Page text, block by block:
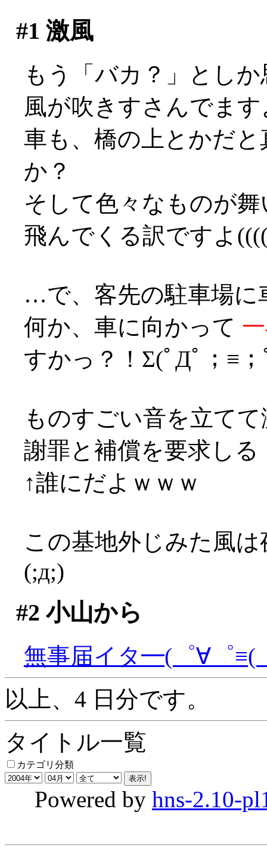
#1 激風
もう「バカ？」とし
風が吹きすさんでます
車も、橋の上とかだ
か？
そして色々なものが
飛んでくる訳ですよ
…で、客先の駐車場に
何か、車に向かって
すかっ？！Σ(ﾟДﾟ；≡；
ものすごい音を立て
謝罪と補償を要求しる
↑誰にだよｗｗｗ
この基地外じみた風
(;д;)
#2 小山から
無事届イタ━(゜∀゜
以上、4 日分です。
タイトル一覧
カテゴリ分類
Powered by hns-2.10-